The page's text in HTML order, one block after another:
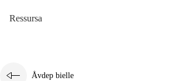
Ressursa
Åvdep bielle